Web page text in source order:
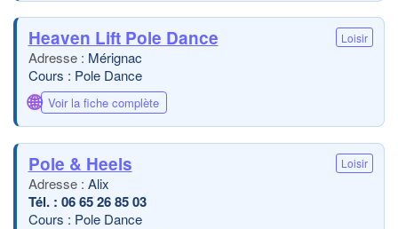
Heaven Lift Pole Dance Loisir
Mérignac
Cours : Pole Dance
🌐 Voir la fiche complète
Pole & Heels Loisir
Alix
06 65 26 85 03
Cours : Pole Dance